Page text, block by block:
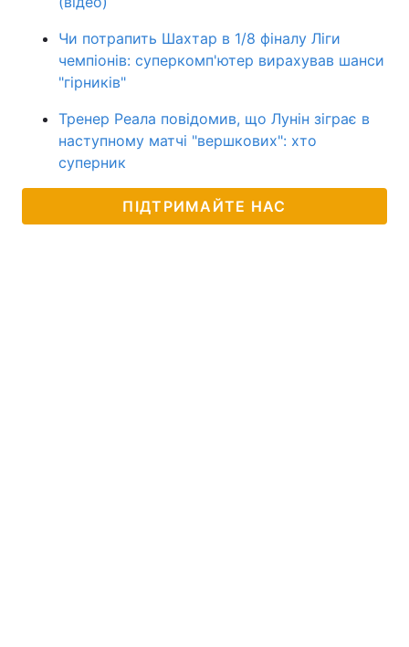
Чи потрапить Шахтар в 1/8 фіналу Ліги
чемпіонів: суперкомп'ютер вирахував шанси
"гірників"
Тренер Реала повідомив, що Лунін зіграє в
наступному матчі "вершкових": хто
суперник
ПІДТРИМАЙТЕ НАС